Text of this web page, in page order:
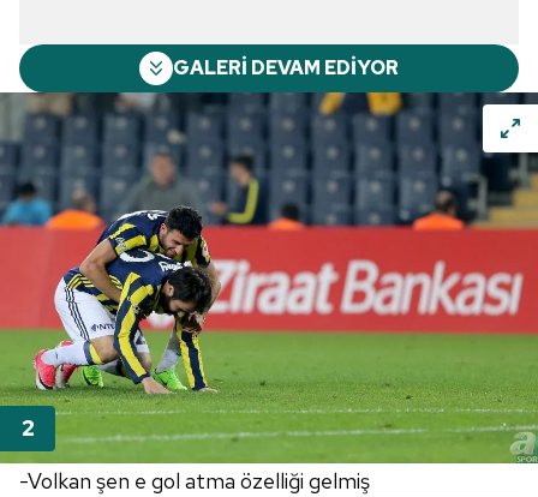
GALERİ DEVAM EDİYOR
-Volkan şen e gol atma özelliği gelmiş